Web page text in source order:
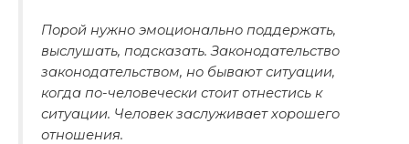
Порой нужно эмоционально поддержать,
выслушать, подсказать. Законодательство
законодательством, но бывают ситуации,
когда по-человечески стоит отнестись к
ситуации. Человек заслуживает хорошего
отношения.